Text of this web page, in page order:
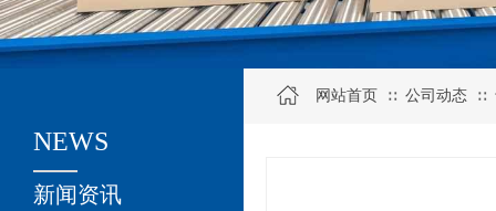
关于我们
新闻资讯
NEWS
网站首页 ∷ 公司动态 ∷